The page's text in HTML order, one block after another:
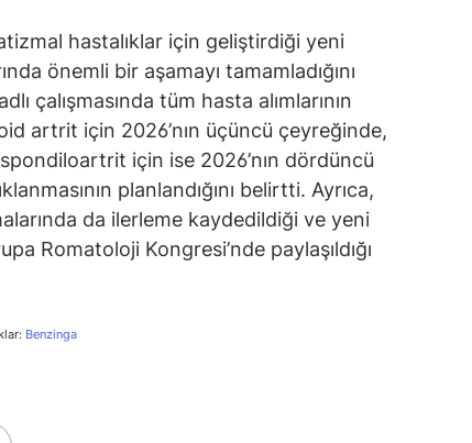
hastalıklar için geliştirdiği yeni
önemli bir aşamayı tamamladığını
çalışmasında tüm hasta alımlarının
artrit için 2026’nın üçüncü çeyreğinde,
için ise 2026’nın dördüncü
planlandığını belirtti. Ayrıca,
da ilerleme kaydedildiği ve yeni
Romatoloji Kongresi’nde paylaşıldığı
Benzinga